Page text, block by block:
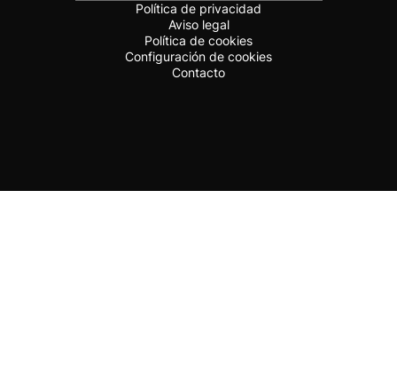
Política de privacidad
Aviso legal
Política de cookies
Configuración de cookies
Contacto